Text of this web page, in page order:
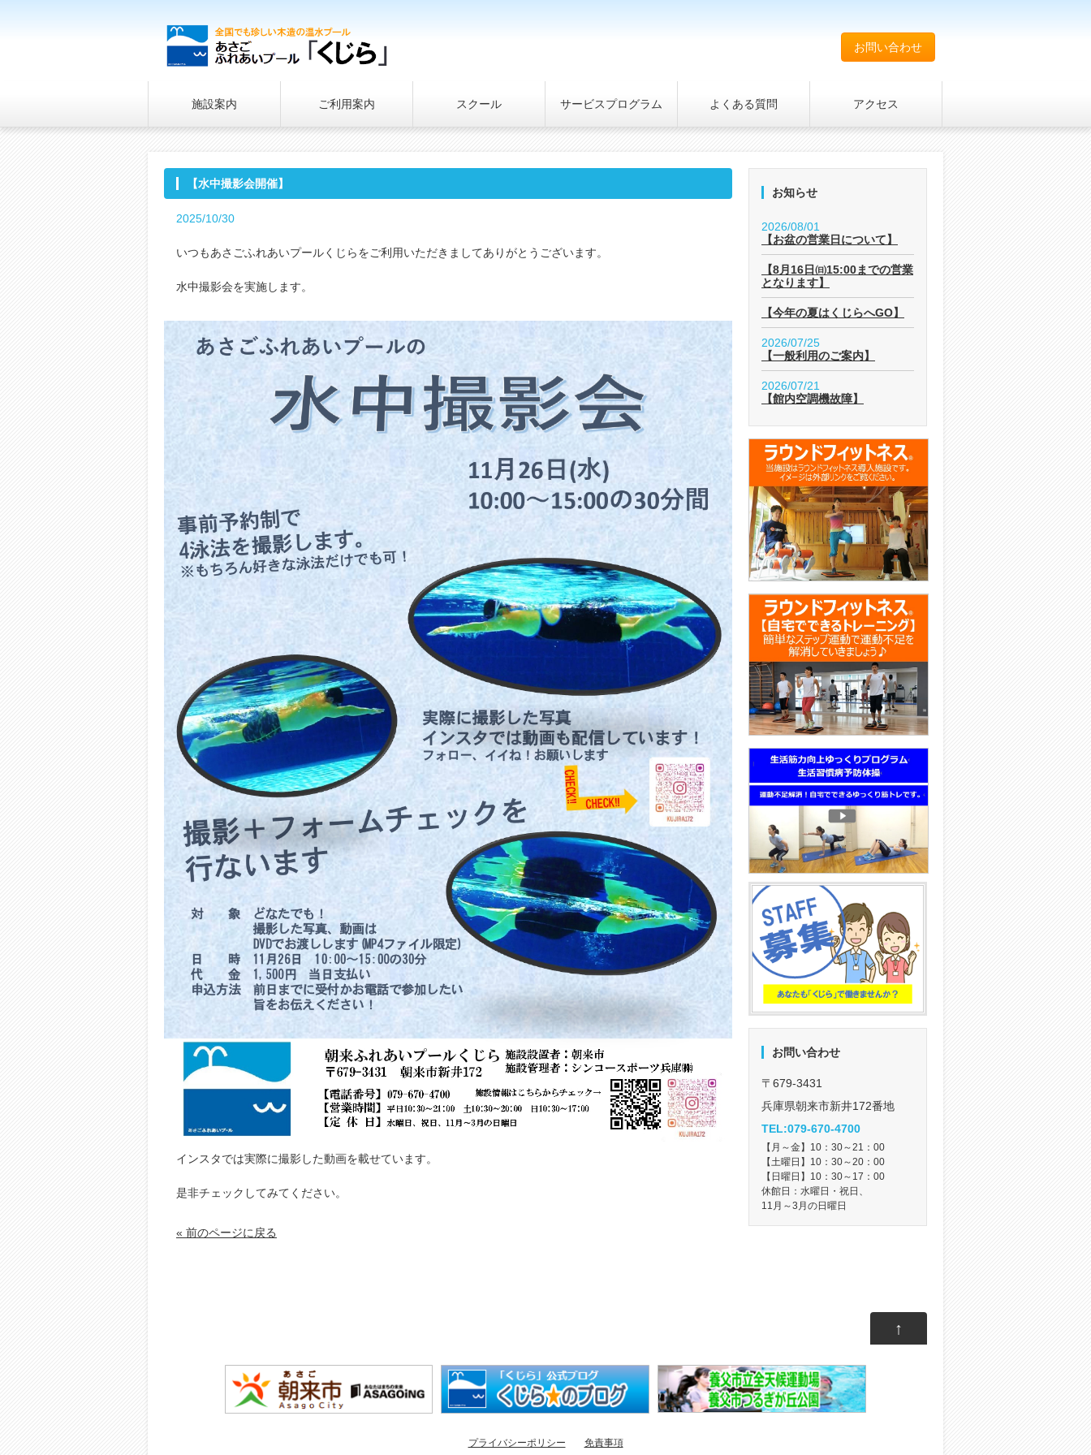
お問い合わせ
施設案内 ご利用案内 スクール サービスプログラム よくある質問 アクセス
【水中撮影会開催】
2025/10/30
いつもあさごふれあいプールくじらをご利用いただきましてありがとうございます。
水中撮影会を実施します。
インスタでは実際に撮影した動画を載せています。
是非チェックしてみてください。
« 前のページに戻る
お知らせ
2026/08/01
【お盆の営業日について】
【8月16日㈰15:00までの営業
となります】
【今年の夏はくじらへGO】
2026/07/25
【一般利用のご案内】
2026/07/21
【館内空調機故障】
お問い合わせ
〒679-3431
兵庫県朝来市新井172番地
TEL:079-670-4700
【月～金】10：30～21：00
【土曜日】10：30～20：00
【日曜日】10：30～17：00
休館日：水曜日・祝日、
11月～3月の日曜日
↑
プライバシーポリシー 免責事項